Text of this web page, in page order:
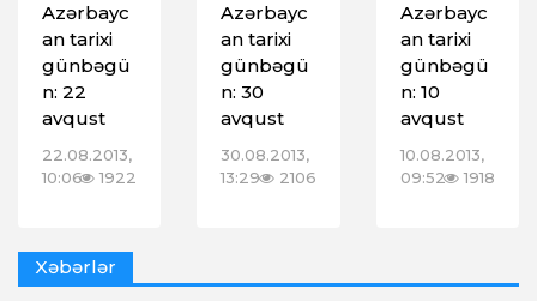
Azərbayc
an tarixi
günbəgü
n: 22
avqust
22.08.2013,
10:06
1922
Azərbayc
an tarixi
günbəgü
n: 30
avqust
30.08.2013,
13:29
2106
Azərbayc
an tarixi
günbəgü
n: 10
avqust
10.08.2013,
09:52
1918
Xəbərlər